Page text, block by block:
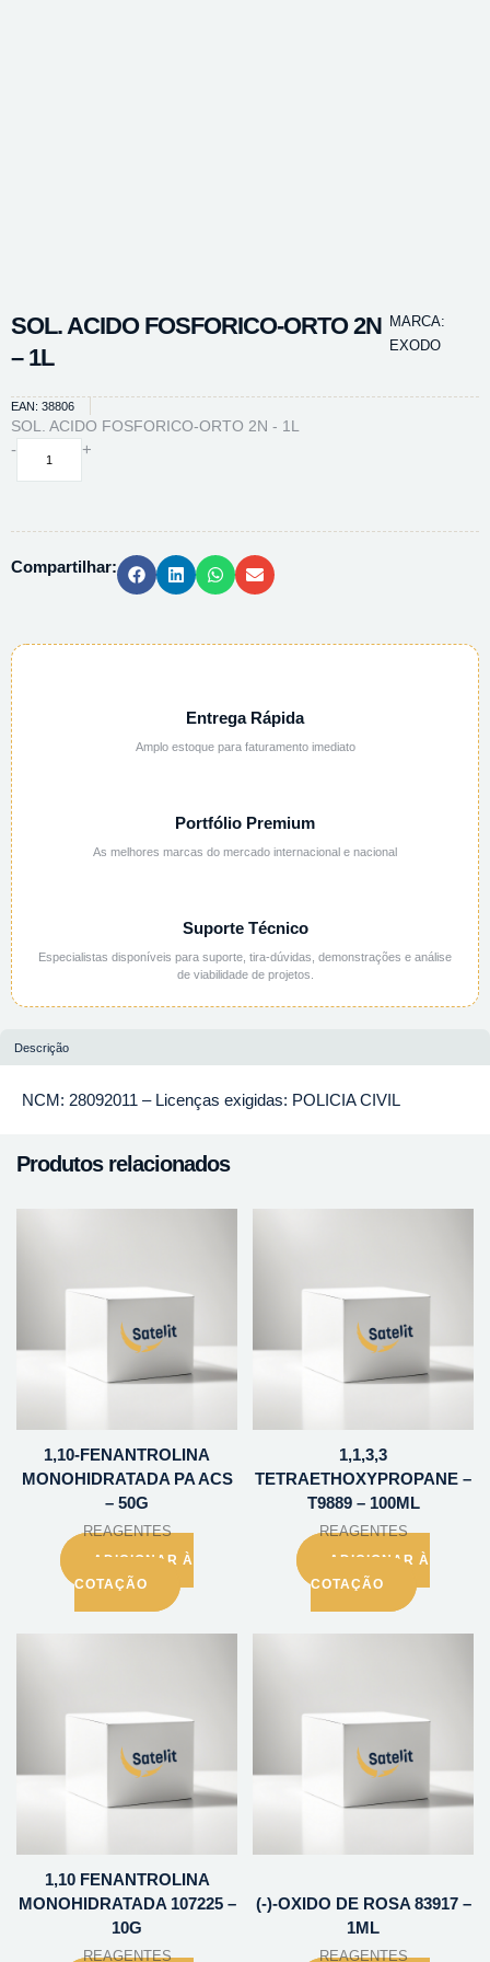
SOL. ACIDO FOSFORICO-ORTO 2N
– 1L
MARCA:
EXODO
EAN: 38806
SOL. ACIDO FOSFORICO-ORTO 2N - 1L
-
SOL.
-
+
Compartilhar:
Entrega Rápida
Amplo estoque para faturamento imediato
Portfólio Premium
As melhores marcas do mercado internacional e nacional
Suporte Técnico
Especialistas disponíveis para suporte, tira-dúvidas, demonstrações e análise
de viabilidade de projetos.
Descrição
NCM: 28092011 – Licenças exigidas: POLICIA CIVIL
Produtos relacionados
1,10-FENANTROLINA
MONOHIDRATADA PA ACS
– 50G
REAGENTES
ADICIONAR À
COTAÇÃO
1,1,3,3
TETRAETHOXYPROPANE –
T9889 – 100ML
REAGENTES
ADICIONAR À
COTAÇÃO
1,10 FENANTROLINA
MONOHIDRATADA 107225 –
10G
REAGENTES
(-)-OXIDO DE ROSA 83917 –
1ML
REAGENTES